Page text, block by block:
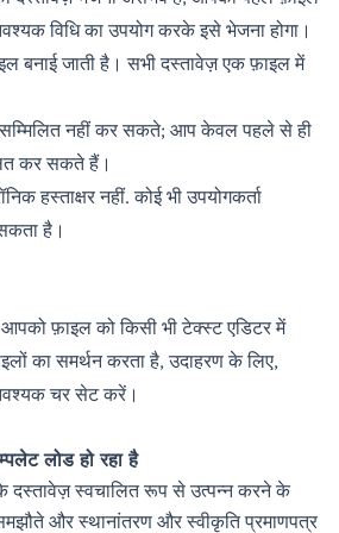
विधि का उपयोग करके इसे भेजना होगा।
बनाई जाती है। सभी दस्तावेज़ एक फ़ाइल में
सम्मिलित नहीं कर सकते; आप केवल पहले से ही
कर सकते हैं।
हस्ताक्षर नहीं. कोई भी उपयोगकर्ता
है।
फ़ाइल को किसी भी टेक्स्ट एडिटर में
का समर्थन करता है, उदाहरण के लिए,
चर सेट करें।
लोड हो रहा है
दस्तावेज़ स्वचालित रूप से उत्पन्न करने के
और स्थानांतरण और स्वीकृति प्रमाणपत्र